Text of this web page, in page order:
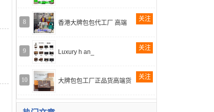
8 香港大牌包包代工厂 高端
关注
9 Luxury h an_
关注
10 大牌包包工厂正品货高端货
关注